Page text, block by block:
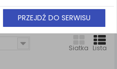
Porównaj (0
Siatka Lista
na Twoich urządzeniach i
„Przejdź do serwisu”.
lub ograniczyć jej
gdzie znajdziesz wszelkie
PRZEJDŹ DO SERWISU